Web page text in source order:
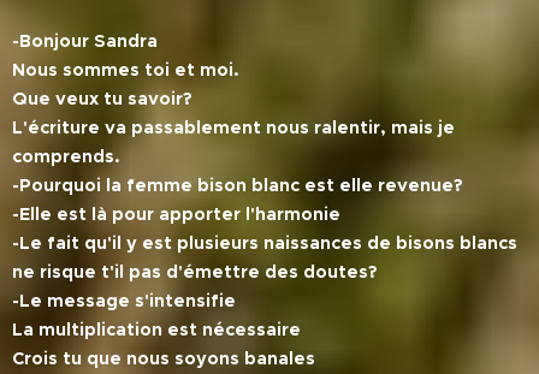
-Bonjour Sandra
Nous sommes toi et moi.
Que veux tu savoir?
L'écriture va passablement nous ralentir, mais je
comprends.
-Pourquoi la femme bison blanc est elle revenue?
-Elle est là pour apporter l'harmonie
-Le fait qu'il y est plusieurs naissances de bisons blancs
ne risque t'il pas d'émettre des doutes?
-Le message s'intensifie
La multiplication est nécessaire
Crois tu que nous soyons banales